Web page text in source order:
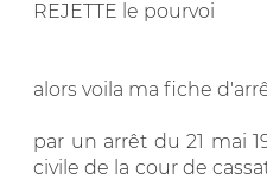
REJETTE le pourvoi
alors voila ma fiche
par un arrêt du 21 mai
civile de la cour de